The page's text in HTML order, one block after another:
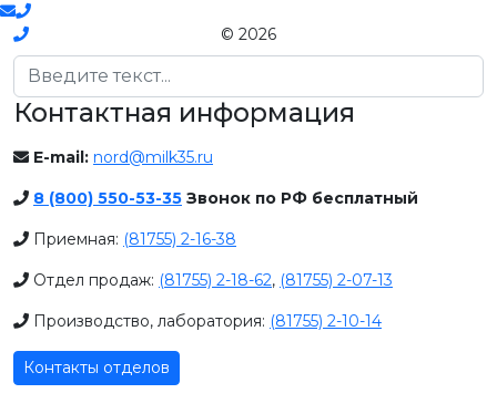
© 2026
Поиск
Контактная информация
E-mail: nord@milk35.ru
8 (800) 550-53-35 Звонок по РФ бесплатный
Приемная: (81755) 2-16-38
Отдел продаж: (81755) 2-18-62, (81755) 2-07-13
Производство, лаборатория: (81755) 2-10-14
Контакты отделов